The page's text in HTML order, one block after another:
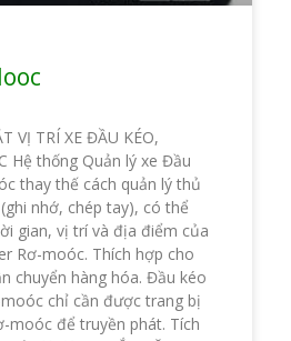
VỊ TRÍ XE ĐẦU KÉO,
Hệ thống Quản lý xe Đầu
thay thế cách quản lý thủ
nhớ, chép tay), có thể
gian, vị trí và địa điểm của
Rơ-moóc. Thích hợp cho
chuyển hàng hóa. Đầu kéo
chỉ cần được trang bị
moóc để truyền phát. Tích